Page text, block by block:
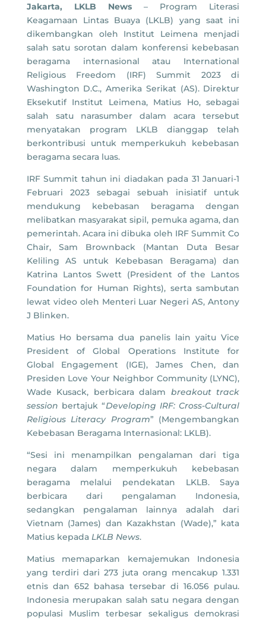
Jakarta, LKLB News– Program Literasi
Keagamaan Lintas Buaya (LKLB) yang saat ini
dikembangkan oleh Institut Leimena menjadi
salah satu sorotan dalam konferensi kebebasan
beragama internasional atau International
Religious Freedom (IRF) Summit 2023 di
Washington D.C., Amerika Serikat (AS). Direktur
Eksekutif Institut Leimena, Matius Ho, sebagai
salah satu narasumber dalam acara tersebut
menyatakan program LKLB dianggap telah
berkontribusi untuk memperkukuh kebebasan
beragama secara luas.
IRF Summit tahun ini diadakan pada 31 Januari-1
Februari 2023 sebagai sebuah inisiatif untuk
mendukung kebebasan beragama dengan
melibatkan masyarakat sipil, pemuka agama, dan
pemerintah. Acara ini dibuka oleh IRF Summit Co
Chair, Sam Brownback (Mantan Duta Besar
Keliling AS untuk Kebebasan Beragama) dan
Katrina Lantos Swett (President of the Lantos
Foundation for Human Rights), serta sambutan
lewat video oleh Menteri Luar Negeri AS, Antony
J Blinken.
Matius Ho bersama dua panelis lain yaitu Vice
President of Global Operations Institute for
Global Engagement (IGE), James Chen, dan
Presiden Love Your Neighbor Community (LYNC),
Wade Kusack, berbicara dalam breakout track
session bertajuk “Developing IRF: Cross-Cultural
Religious Literacy Program” (Mengembangkan
Kebebasan Beragama Internasional: LKLB).
“Sesi ini menampilkan pengalaman dari tiga
negara dalam memperkukuh kebebasan
beragama melalui pendekatan LKLB. Saya
berbicara dari pengalaman Indonesia,
sedangkan pengalaman lainnya adalah dari
Vietnam (James) dan Kazakhstan (Wade),” kata
Matius kepadaLKLB News.
Matius memaparkan kemajemukan Indonesia
yang terdiri dari 273 juta orang mencakup 1.331
etnis dan 652 bahasa tersebar di 16.056 pulau.
Indonesia merupakan salah satu negara dengan
populasi Muslim terbesar sekaligus demokrasi